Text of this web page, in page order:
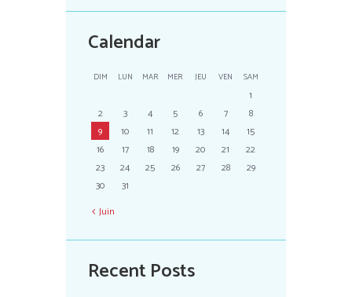
Calendar
DIM LUN MAR MER JEU VEN SAM
1
2
3 4 5 6 7
8
9
10 11 12 13 14
15
16
17 18 19 20 21
22
23
24 25 26 27 28
29
30
31
Juin
Recent Posts